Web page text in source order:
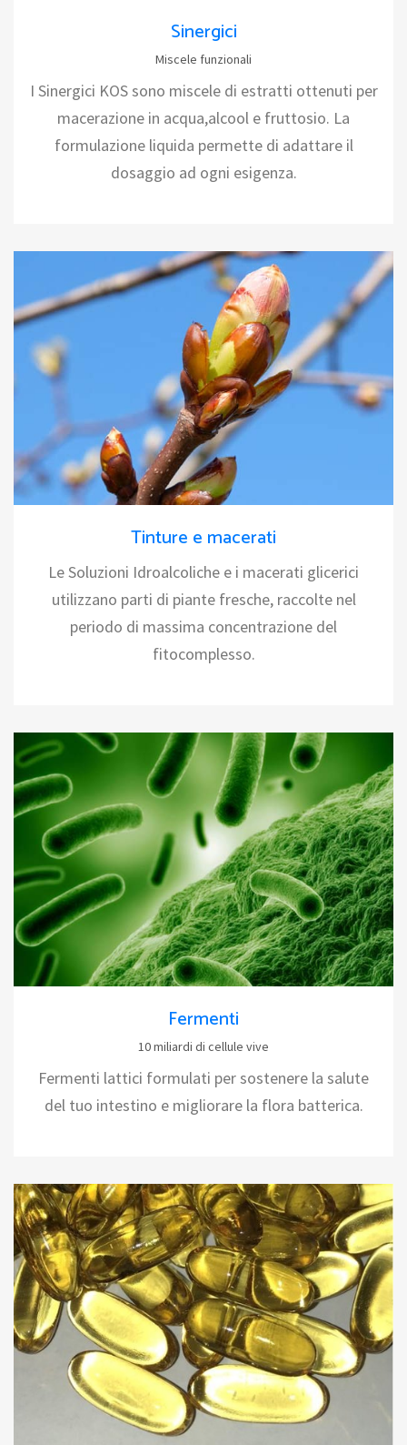
Sinergici
Miscele funzionali
I Sinergici KOS sono miscele di estratti ottenuti per
macerazione in acqua,alcool e fruttosio. La
formulazione liquida permette di adattare il
dosaggio ad ogni esigenza.
Tinture e macerati
Le Soluzioni Idroalcoliche e i macerati glicerici
utilizzano parti di piante fresche, raccolte nel
periodo di massima concentrazione del
fitocomplesso.
Fermenti
10 miliardi di cellule vive
Fermenti lattici formulati per sostenere la salute
del tuo intestino e migliorare la flora batterica.